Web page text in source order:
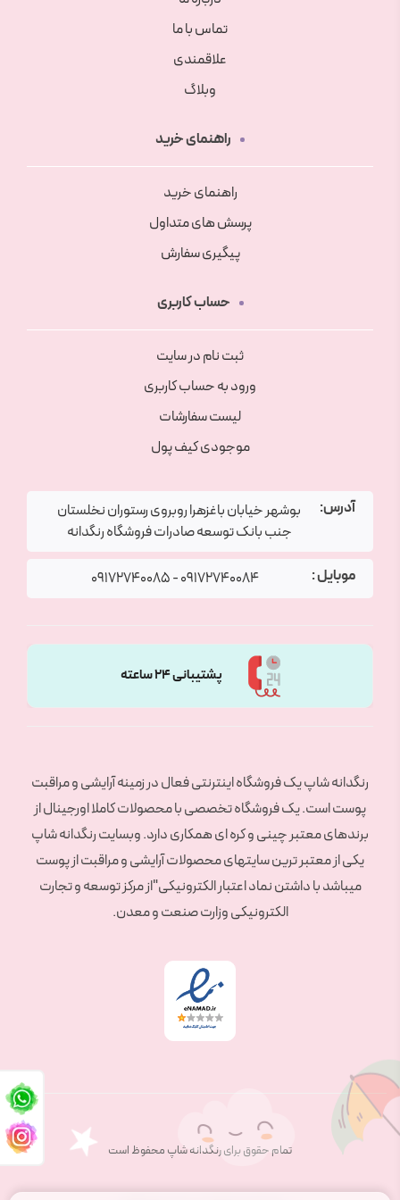
تماس با ما
علاقمندی
وبلاگ
راهنمای خرید
راهنمای خرید
پرسش های متداول
پیگیری سفارش
حساب کاربری
ثبت نام در سایت
ورود به حساب کاربری
لیست سفارشات
موجودی کیف پول
آدرس:
بوشهر خیابان باغزهرا روبروی رستوران نخلستان
جنب بانک توسعه صادرات فروشگاه رنگدانه
موبایل : 09172740084
-
09172740085
پشتیبانی 24 ساعته
رنگدانه شاپ یک فروشگاه اینترنتی فعال در زمینه آرایشی و مراقبت
پوست است. یک فروشگاه تخصصی با محصولات کاملا اورجینال از
برندهای معتبر چینی و کره ای همکاری دارد. وبسایت رنگدانه شاپ
یکی از معتبر ترین سایتهای محصولات آرایشی و مراقبت از پوست
میباشد با داشتن نماد اعتبار الکترونیکی"از مرکز توسعه و تجارت
الکترونیکی وزارت صنعت و معدن.
تمام حقوق برای رنگدانه شاپ محفوظ است